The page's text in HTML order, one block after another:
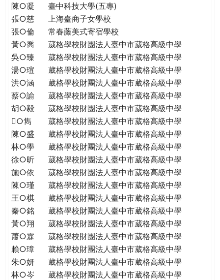
民。
WAGOR
TODAY
THE
WORLD
TOMORROW
PUTTING
YOU
THE
PATH
GLOBAL
CITIZENSHIP
陳○凝
臺中科技大學(五專)
張○慈
上海臺商子女學校
張○倫
常春藤美式寄宿學校
黃○喬
葳格學校財團法人臺中市葳格高級中學
吳○臻
葳格學校財團法人臺中市葳格高級中學
湯○瑄
葳格學校財團法人臺中市葳格高級中學
洪○涵
葳格學校財團法人臺中市葳格高級中學
蔡○諭
葳格學校財團法人臺中市葳格高級中學
胡○毅
葳格學校財團法人臺中市葳格高級中學
○雋
葳格學校財團法人臺中市葳格高級中學
陳○盛
葳格學校財團法人臺中市葳格高級中學
林○學
葳格學校財團法人臺中市葳格高級中學
徐○昕
葳格學校財團法人臺中市葳格高級中學
施○依
葳格學校財團法人臺中市葳格高級中學
陳○瑾
葳格學校財團法人臺中市葳格高級中學
王○棋
葳格學校財團法人臺中市葳格高級中學
秦○銘
葳格學校財團法人臺中市葳格高級中學
黃○翔
葳格學校財團法人臺中市葳格高級中學
蕭○霖
葳格學校財團法人臺中市葳格高級中學
賴○璋
葳格學校財團法人臺中市葳格高級中學
朱○妍
葳格學校財團法人臺中市葳格高級中學
林○岑
葳格學校財團法人臺中市葳格高級中學